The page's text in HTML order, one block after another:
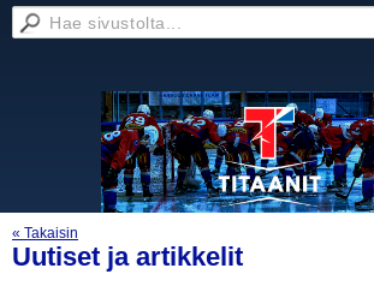
« Takaisin
Uutiset ja artikkelit